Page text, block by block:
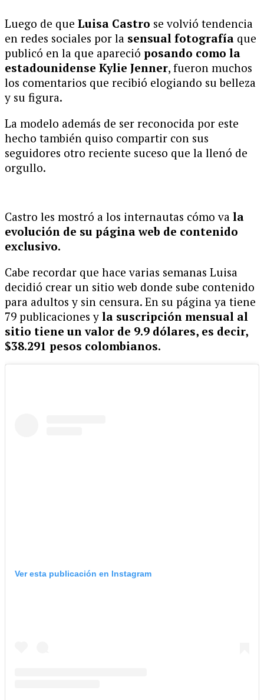
Luego de que Luisa Castro se volvió tendencia
en redes sociales por la sensual fotografía que
publicó en la que apareció posando como la
estadounidense Kylie Jenner, fueron muchos
los comentarios que recibió elogiando su belleza
y su figura.
La modelo además de ser reconocida por este
hecho también quiso compartir con sus
seguidores otro reciente suceso que la llenó de
orgullo.
Castro les mostró a los internautas cómo va la
evolución de su página web de contenido
exclusivo.
Cabe recordar que hace varias semanas Luisa
decidió crear un sitio web donde sube contenido
para adultos y sin censura. En su página ya tiene
79 publicaciones y la suscripción mensual al
sitio tiene un valor de 9.9 dólares, es decir,
$38.291 pesos colombianos.
Ver esta publicación en Instagram